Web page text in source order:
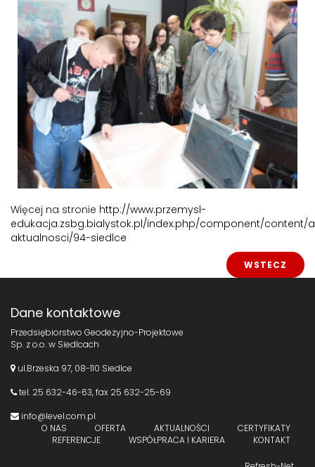
Więcej na stronie http://www.przemysl-
edukacja.zsbg.bialystok.pl/index.php/component/content/
aktualnosci/94-siedlce
WSTECZ
Dane kontaktowe
Przedsiębiorstwo Geodezyjno-Projektowe
Sp. z o.o. w Siedlcach
ul.Brzeska 97, 08-110 Siedlce
tel. 25 632-46-63, fax 25 632-25-69
info@level.com.pl
O NAS
OFERTA AKTUALNOŚCI
CERTYFIKATY
REFERENCJE
WSPÓŁPRACA I KARIERA KONTAKT